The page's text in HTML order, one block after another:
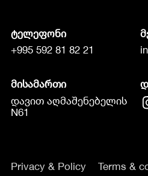
ტელეფონი
+995 592 81 82 21
მისამართი
დავით აღმაშენებელის
N61
Privacy & Policy Terms &